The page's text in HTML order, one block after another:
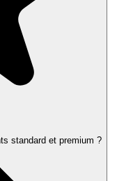
standard et premium ?